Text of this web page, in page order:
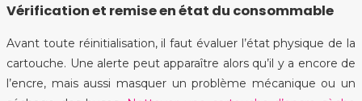
Vérification et remise en état du consommable
Avant toute réinitialisation, il faut évaluer l’état physique de la
cartouche. Une alerte peut apparaître alors qu’il y a encore de
l’encre, mais aussi masquer un problème mécanique ou un